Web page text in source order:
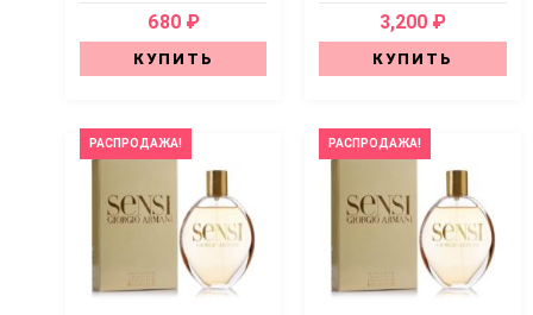
680 ₽
КУПИТЬ
3,200 ₽
КУПИТЬ
РАСПРОДАЖА! РАСПРОДАЖА!